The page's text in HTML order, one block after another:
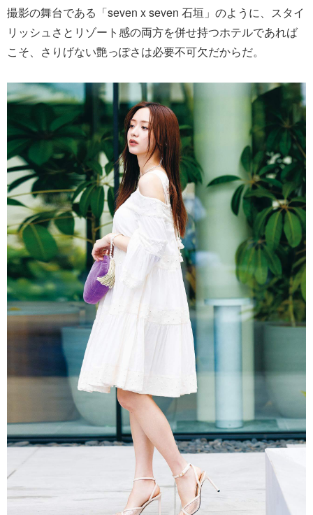
撮影の舞台である「seven x seven 石垣」のように、スタイ
リッシュさとリゾート感の両方を併せ持つホテルであれば
こそ、さりげない艶っぽさは必要不可欠だからだ。